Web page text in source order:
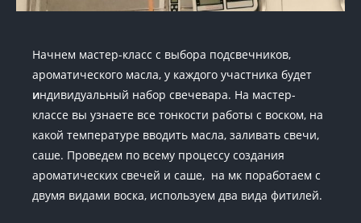
Начнем мастер-класс с выбора подсвечников,
ароматического масла, у каждого участника будет
индивидуальный набор свечевара. На мастер-
классе вы узнаете все тонкости работы с воском, на
какой температуре вводить масла, заливать свечи,
саше. Проведем по всему процессу создания
ароматических свечей и саше, на мк поработаем с
двумя видами воска, используем два вида фитилей.